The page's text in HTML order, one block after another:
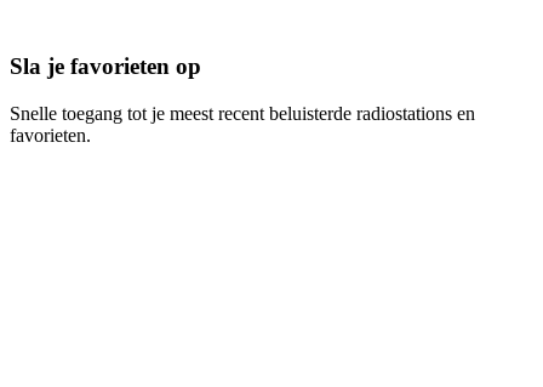
Sla je favorieten op
Snelle toegang tot je meest recent beluisterde radiostations en
favorieten.